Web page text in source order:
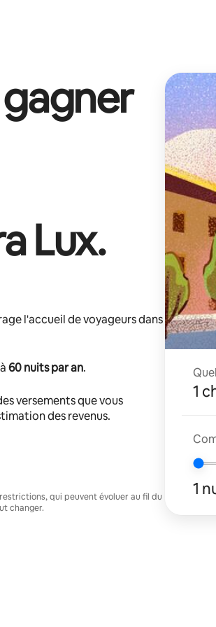
Lux.
l'accueil de voyageurs dans
60 nuits par an.
versements que vous
des revenus.
qui peuvent évoluer au fil du
changer.
1
1